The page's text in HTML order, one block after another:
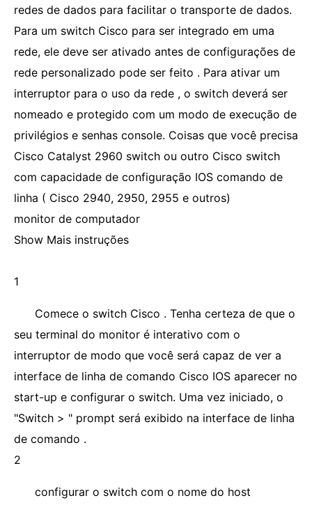
redes de dados para facilitar o transporte de dados.
Para um switch Cisco para ser integrado em uma
rede, ele deve ser ativado antes de configurações de
rede personalizado pode ser feito . Para ativar um
interruptor para o uso da rede , o switch deverá ser
nomeado e protegido com um modo de execução de
privilégios e senhas console. Coisas que você precisa
Cisco Catalyst 2960 switch ou outro Cisco switch
com capacidade de configuração IOS comando de
linha ( Cisco 2940, 2950, ​​2955 e outros)
monitor de computador
Show Mais instruções
1
Comece o switch Cisco . Tenha certeza de que o
seu terminal do monitor é interativo com o
interruptor de modo que você será capaz de ver a
interface de linha de comando Cisco IOS aparecer no
start-up e configurar o switch. Uma vez iniciado, o
"Switch > " prompt será exibido na interface de linha
de comando .
2
configurar o switch com o nome do host